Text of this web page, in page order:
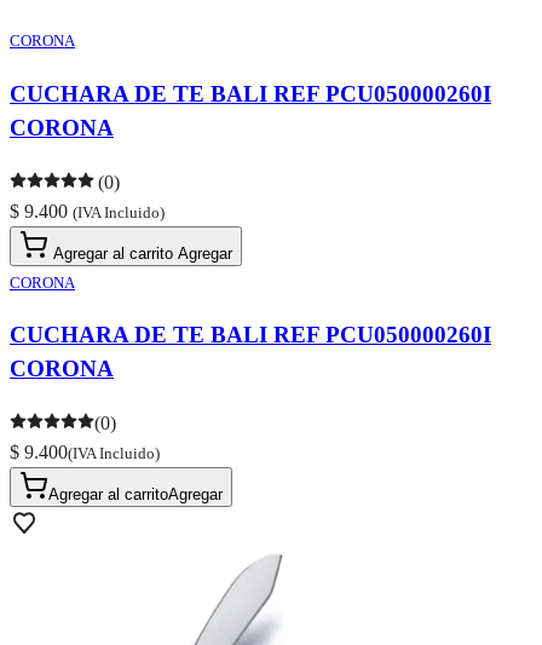
CORONA
CUCHARA DE TE BALI REF PCU050000260I
CORONA
(0)
$ 9.400 (IVA Incluido)
Agregar al carrito Agregar
CORONA
CUCHARA DE TE BALI REF PCU050000260I
CORONA
(0)
$ 9.400(IVA Incluido)
Agregar al carritoAgregar